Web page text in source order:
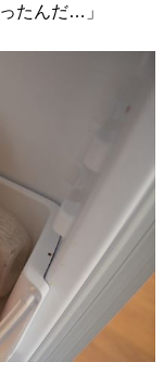
たんだ…」